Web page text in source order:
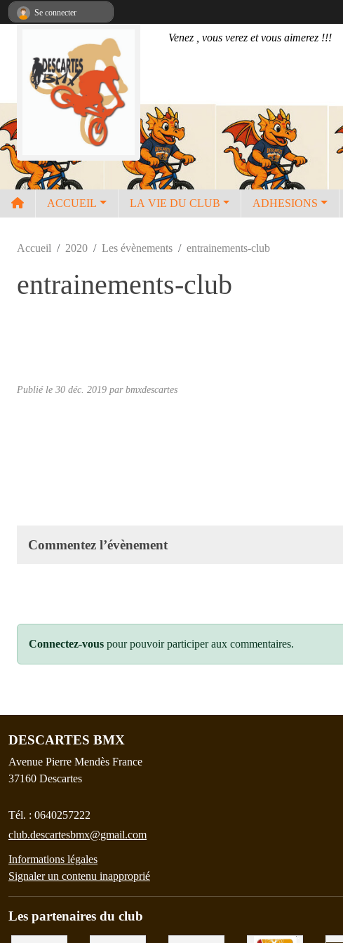
Venez , vous verez et vous aimerez !!!
ACCUEIL LA VIE DU CLUB ADHESIONS
Accueil 2020 Les évènements entrainements-club
entrainements-club
Publié le 30 déc. 2019 parbmxdescartes
Commentez l’évènement
Connectez-vous pour pouvoir participer aux commentaires.
DESCARTES BMX
Avenue Pierre Mendès France
37160 Descartes
Tél. : 0640257222
club.descartesbmx@gmail.com
Informations légales
Signaler un contenu inapproprié
Les partenaires du club
Se connecter
Panneau de gestion des cookies